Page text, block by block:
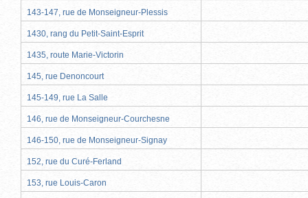
143-147, rue de Monseigneur-Plessis
1430, rang du Petit-Saint-Esprit
1435, route Marie-Victorin
145, rue Denoncourt
145-149, rue La Salle
146, rue de Monseigneur-Courchesne
146-150, rue de Monseigneur-Signay
152, rue du Curé-Ferland
153, rue Louis-Caron